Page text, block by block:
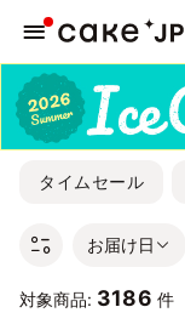
タイムセール
お届け日
対象商品: 3186 件